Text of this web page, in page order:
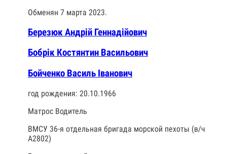
Обменян 7 марта 2023.
Березюк Андрій Геннадійович
Бобрік Костянтин Васильович
Бойченко Василь Іванович
год рождения: 20.10.1966
Матрос Водитель
ВМСУ 36-я отдельная бригада морской пехоты (в/ч
А2802)